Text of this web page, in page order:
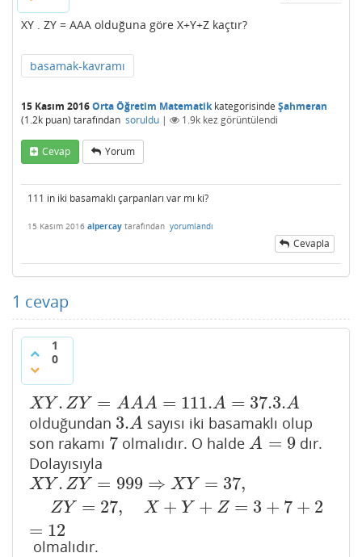
XY . ZY = AAA olduğuna göre X+Y+Z kaçtır?
basamak-kavramı
15 Kasım 2016Orta Öğretim Matematikkategorisinde Şahmeran
(1.2k puan) tarafından soruldu | 1.9k kez görüntülendi
Cevap Yorum
111 in iki basamaklı çarpanları var mı ki?
15 Kasım 2016 alpercay tarafından yorumlandı
Cevapla
1 cevap
1
0
XY. ZY = AAA = 111.A = 37.3.A
XY.ZY =AAA=111.A=37.3.A
olduğundan 3.A
3.A sayısı iki basamaklı olup
son rakamı 7
7 olmalıdır. O haldeA = 9
A= 9
dır.
Dolayısıyla
XY. ZY = 999 ⇒ XY = 37,
ZY = 27, X + Y + Z = 3 + 7 + 2
= 12
XY.ZY =999 ⇒ XY=37,ZY =27,X +Y +Z=
olmalıdır.